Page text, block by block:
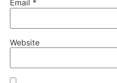
Email *
Website